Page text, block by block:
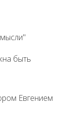
быть
Евгением